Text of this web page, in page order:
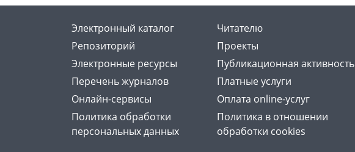
Электронный каталог
Читателю
Репозиторий
Проекты
Электронные ресурсы
Публикационная активность
Перечень журналов
Платные услуги
Онлайн-сервисы
Оплата online-услуг
Политика обработки
персональных данных
Политика в отношении
обработки cookies